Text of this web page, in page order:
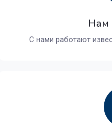
Нам
С нами работают